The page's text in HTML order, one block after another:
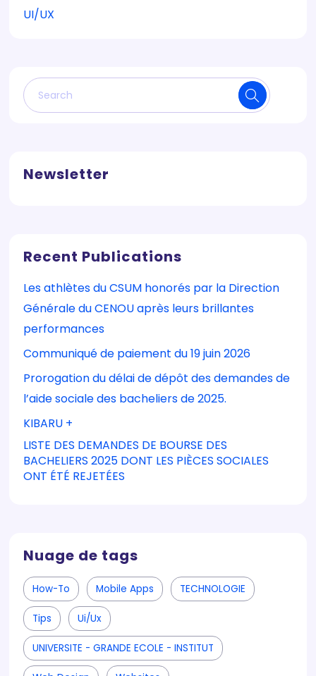
UI/UX
Newsletter
Recent Publications
Les athlètes du CSUM honorés par la Direction
Générale du CENOU après leurs brillantes
performances
Communiqué de paiement du 19 juin 2026
Prorogation du délai de dépôt des demandes de
l’aide sociale des bacheliers de 2025.
KIBARU +
LISTE DES DEMANDES DE BOURSE DES
BACHELIERS 2025 DONT LES PIÈCES SOCIALES
ONT ÉTÉ REJETÉES
Nuage de tags
How-To Mobile Apps TECHNOLOGIE
Tips Ui/ux
UNIVERSITE - GRANDE ECOLE - INSTITUT